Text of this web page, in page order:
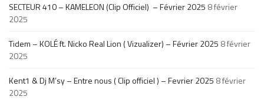
SECTEUR 410 – KAMELEON (Clip Officiel) – Février 2025 8 février
2025
Tidem – KOLÉ ft. Nicko Real Lion ( Vizualizer) – Février 2025 8 février
2025
Kent1 & Dj M’sy – Entre nous ( Clip officiel ) – Fevrier 2025 8 février
2025